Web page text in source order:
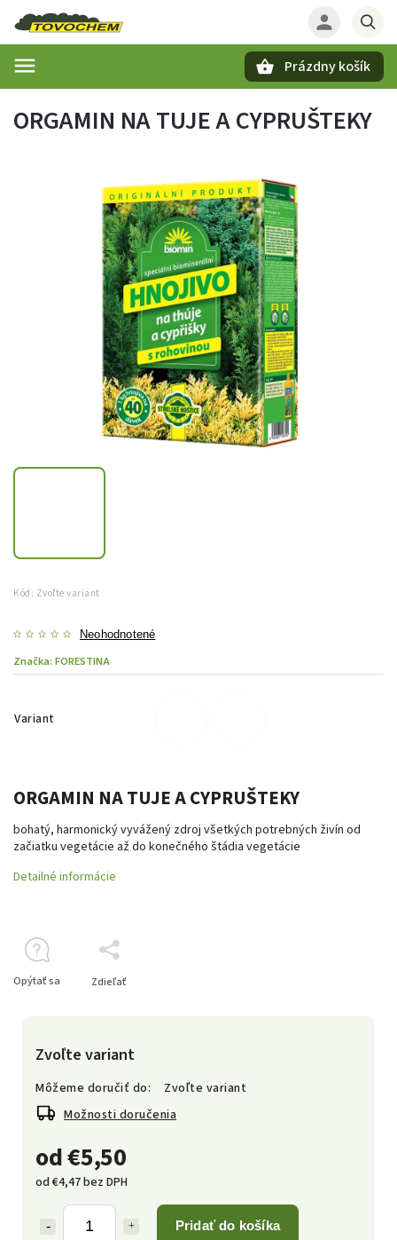
Prázdny košík
ORGAMIN NA TUJE A CYPRUŠTEKY
Kód: Zvoľte variant
Neohodnotené
Značka: FORESTINA
Variant
od€5,50
od€4,47bez DPH
Pridať do košíka
Zvoľte variant
Môžeme doručiť do:
Zvoľte variant
Možnosti doručenia
ORGAMIN NA TUJE A CYPRUŠTEKY
bohatý, harmonický vyvážený zdroj všetkých potrebných živín od
začiatku vegetácie až do konečného štádia vegetácie
Detailné informácie
Opýtať sa Zdieľať